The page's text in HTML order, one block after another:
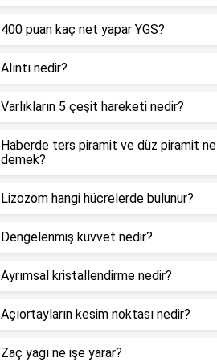
400 puan kaç net yapar YGS?
Alıntı nedir?
Varlıkların 5 çeşit hareketi nedir?
Haberde ters piramit ve düz piramit ne
demek?
Lizozom hangi hücrelerde bulunur?
Dengelenmiş kuvvet nedir?
Ayrımsal kristallendirme nedir?
Açıortayların kesim noktası nedir?
Zaç yağı ne işe yarar?